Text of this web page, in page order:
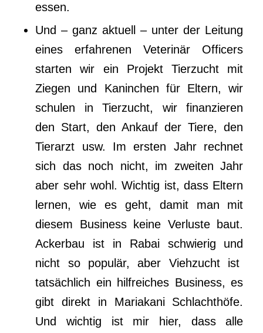
essen.
Und – ganz aktuell – unter der Leitung
eines erfahrenen Veterinär Officers
starten wir ein Projekt Tierzucht mit
Ziegen und Kaninchen für Eltern, wir
schulen in Tierzucht, wir finanzieren
den Start, den Ankauf der Tiere, den
Tierarzt usw. Im ersten Jahr rechnet
sich das noch nicht, im zweiten Jahr
aber sehr wohl. Wichtig ist, dass Eltern
lernen, wie es geht, damit man mit
diesem Business keine Verluste baut.
Ackerbau ist in Rabai schwierig und
nicht so populär, aber Viehzucht ist
tatsächlich ein hilfreiches Business, es
gibt direkt in Mariakani Schlachthöfe.
Und wichtig ist mir hier, dass alle